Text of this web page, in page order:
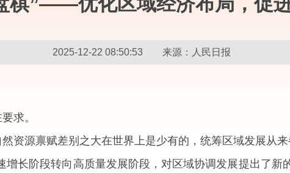
2025-12-22 08:50:53 来源：人民日报
求。
资源禀赋差别之大在世界上是少有的，统筹区域发展从来
增长阶段转向高质量发展阶段，对区域协调发展提出了新